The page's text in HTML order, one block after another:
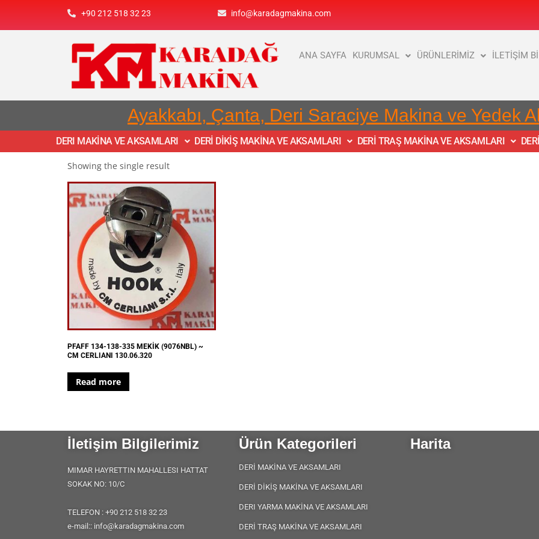
+90 212 518 32 23 info@karadagmakina.com
ANA SAYFA KURUMSAL ÜRÜNLERİMİZ İLETİŞİM
Ayakkabı, Çanta, Deri Saraciye Makina ve Yedek
DERI MAKİNA VE AKSAMLARI DERİ DİKİŞ MAKİNA VE AKSAMLARI DERİ TRAŞ MAKİNA VE AKSAMLARI
Showing the single result
PFAFF 134-138-335 MEKİK (9076NBL) ~
CM CERLIANI 130.06.320
Read more
İletişim Bilgilerimiz
MIMAR HAYRETTIN MAHALLESI HATTAT
SOKAK NO: 10/C
TELEFON : +90 212 518 32 23
e-mail:: info@karadagmakina.com
Ürün Kategorileri
DERİ MAKİNA VE AKSAMLARI
DERİ DİKİŞ MAKİNA VE AKSAMLARI
DERI YARMA MAKİNA VE AKSAMLARI
DERİ TRAŞ MAKİNA VE AKSAMLARI
Harita